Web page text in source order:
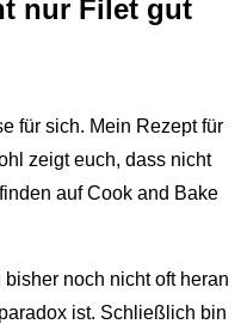
nur Filet gut
noch nicht oft heran
ist. Schließlich bin